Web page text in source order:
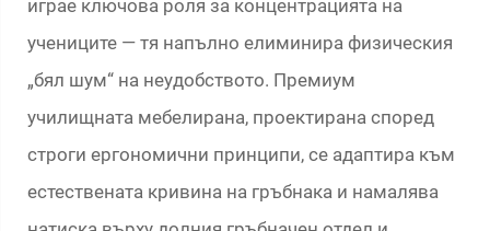
играе ключова роля за концентрацията на
учениците — тя напълно елиминира физическия
„бял шум“ на неудобството. Премиум
училищната мебелирана, проектирана според
строги ергономични принципи, се адаптира към
естествената кривина на гръбнака и намалява